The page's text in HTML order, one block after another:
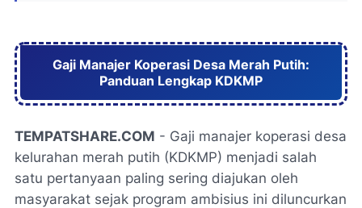
Gaji Manajer Koperasi Desa Merah Putih:
Panduan Lengkap KDKMP
TEMPATSHARE.COM - Gaji manajer koperasi desa
kelurahan merah putih (KDKMP) menjadi salah
satu pertanyaan paling sering diajukan oleh
masyarakat sejak program ambisius ini diluncurkan